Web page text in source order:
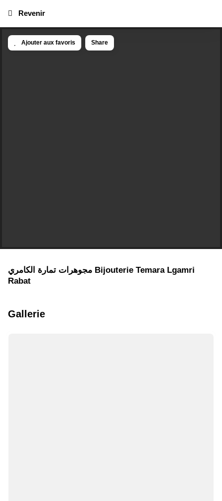
Ajouter aux favoris Share
مجوهرات تمارة الكامري Bijouterie Temara Lgamri
Rabat
Gallerie
Revenir